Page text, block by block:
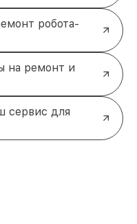
робота-
на ремонт и
сервис для